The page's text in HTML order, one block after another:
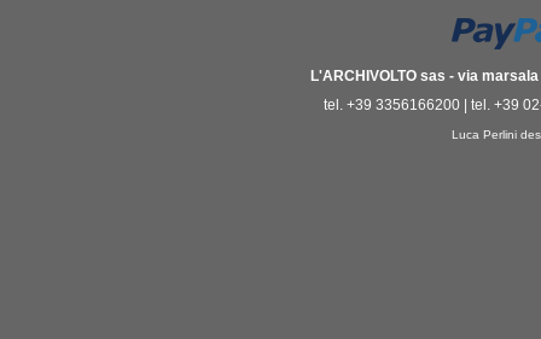
L'ARCHIVOLTO sas - via
tel. +39 3356166200 | tel. +39
Luca Perlini